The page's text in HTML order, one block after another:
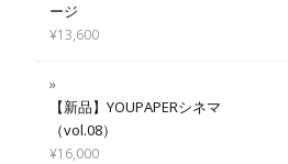
ージ
¥13,600
【新品】YOUPAPERシネマ
（vol.08）
¥16,000